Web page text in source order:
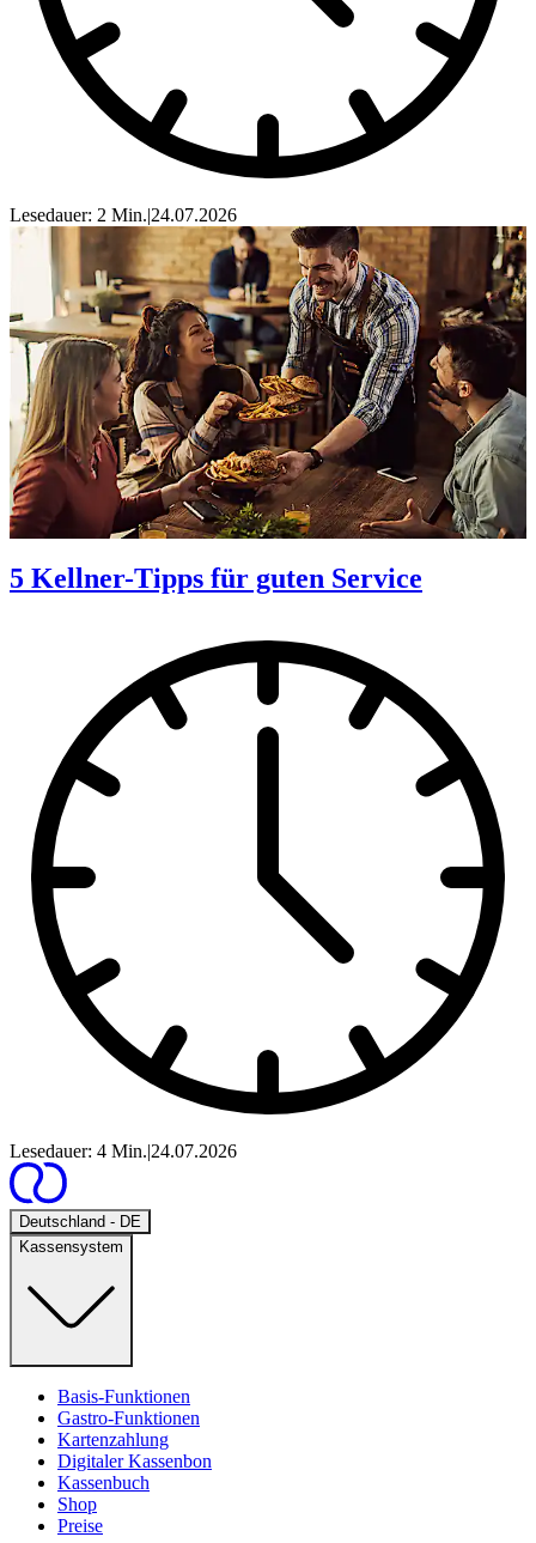
Lesedauer: 2 Min.|24.07.2026
5 Kellner-Tipps für guten Service
Lesedauer: 4 Min.|24.07.2026
Deutschland - DE
Kassensystem
Basis-Funktionen
Gastro-Funktionen
Kartenzahlung
Digitaler Kassenbon
Kassenbuch
Shop
Preise